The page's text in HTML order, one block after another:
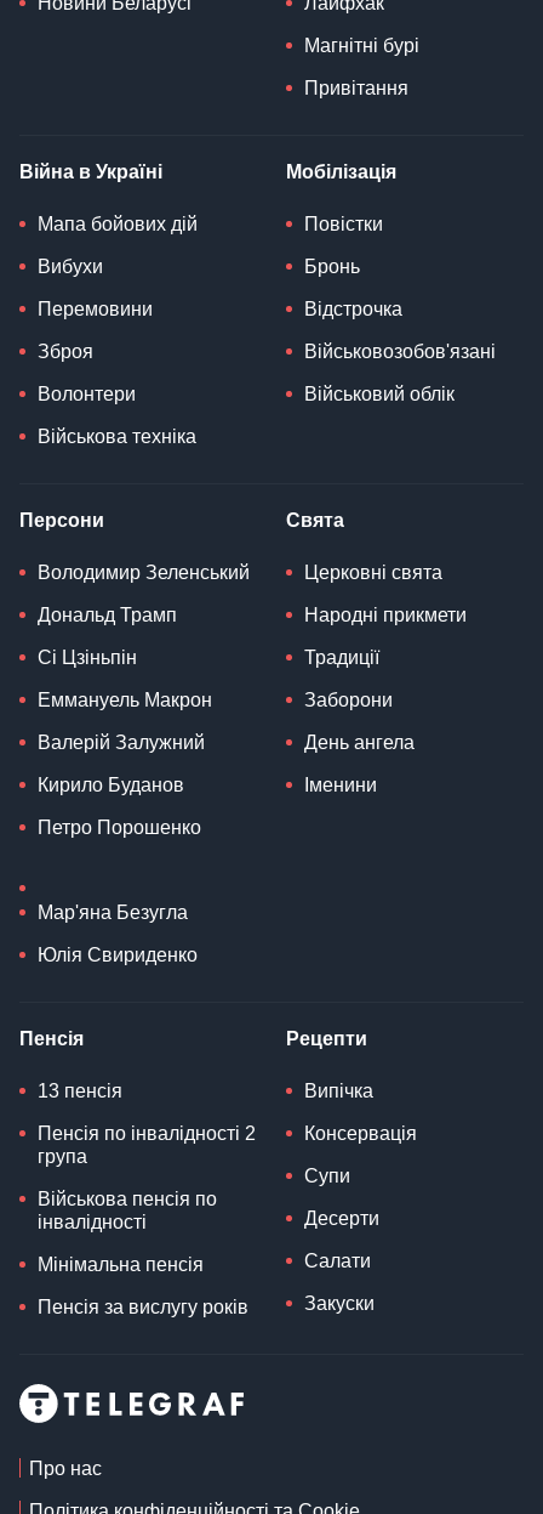
Магнітні бурі
Привітання
Війна в Україні
Мапа бойових дій
Вибухи
Перемовини
Зброя
Волонтери
Військова техніка
Мобілізація
Повістки
Бронь
Відстрочка
Військовозобов'язані
Військовий облік
Персони
Володимир Зеленський
Дональд Трамп
Сі Цзіньпін
Еммануель Макрон
Валерій Залужний
Кирило Буданов
Петро Порошенко
Мар'яна Безугла
Юлія Свириденко
Свята
Церковні свята
Народні прикмети
Традиції
Заборони
День ангела
Іменини
Пенсія
13 пенсія
Пенсія по інвалідності 2
група
Військова пенсія по
інвалідності
Мінімальна пенсія
Пенсія за вислугу років
Рецепти
Випічка
Консервація
Супи
Десерти
Салати
Закуски
Про нас